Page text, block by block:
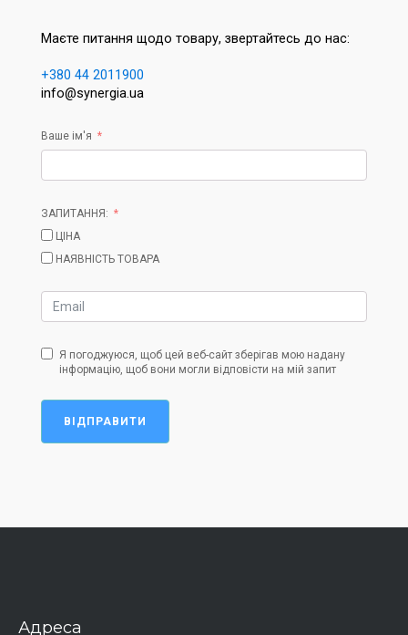
Маєте питання щодо товару, звертайтесь до нас:
+380 44 2011900
info@synergia.ua
Ваше ім'я
ЗАПИТАННЯ:
ЦІНА
НАЯВНІСТЬ ТОВАРА
Я погоджуюся, щоб цей веб-сайт зберігав мою надану
інформацію, щоб вони могли відповісти на мій запит
ВІДПРАВИТИ
Адреса